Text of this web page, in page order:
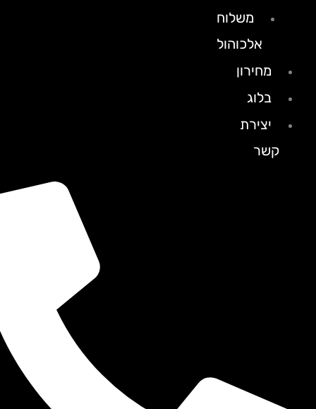
משלוח
אלכוהול
מחירון
בלוג
יצירת
קשר